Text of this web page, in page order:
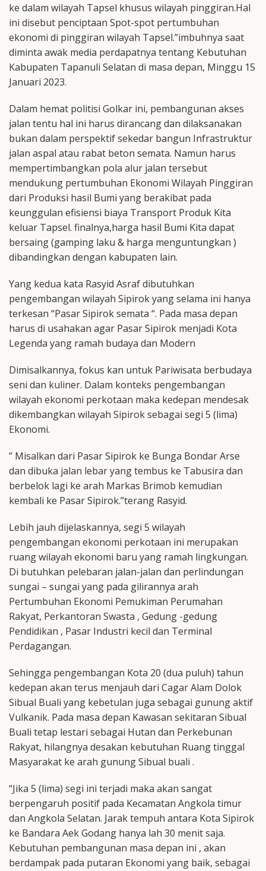
ke dalam wilayah Tapsel khusus wilayah pinggiran.Hal
ini disebut penciptaan Spot-spot pertumbuhan
ekonomi di pinggiran wilayah Tapsel.”imbuhnya saat
diminta awak media perdapatnya tentang Kebutuhan
Kabupaten Tapanuli Selatan di masa depan, Minggu 15
Januari 2023.
Dalam hemat politisi Golkar ini, pembangunan akses
jalan tentu hal ini harus dirancang dan dilaksanakan
bukan dalam perspektif sekedar bangun Infrastruktur
jalan aspal atau rabat beton semata. Namun harus
mempertimbangkan pola alur jalan tersebut
mendukung pertumbuhan Ekonomi Wilayah Pinggiran
dari Produksi hasil Bumi yang berakibat pada
keunggulan efisiensi biaya Transport Produk Kita
keluar Tapsel. finalnya,harga hasil Bumi Kita dapat
bersaing (gamping laku & harga menguntungkan )
dibandingkan dengan kabupaten lain.
Yang kedua kata Rasyid Asraf dibutuhkan
pengembangan wilayah Sipirok yang selama ini hanya
terkesan “Pasar Sipirok semata “. Pada masa depan
harus di usahakan agar Pasar Sipirok menjadi Kota
Legenda yang ramah budaya dan Modern
Dimisalkannya, fokus kan untuk Pariwisata berbudaya
seni dan kuliner. Dalam konteks pengembangan
wilayah ekonomi perkotaan maka kedepan mendesak
dikembangkan wilayah Sipirok sebagai segi 5 (lima)
Ekonomi.
” Misalkan dari Pasar Sipirok ke Bunga Bondar Arse
dan dibuka jalan lebar yang tembus ke Tabusira dan
berbelok lagi ke arah Markas Brimob kemudian
kembali ke Pasar Sipirok.”terang Rasyid.
Lebih jauh dijelaskannya, segi 5 wilayah
pengembangan ekonomi perkotaan ini merupakan
ruang wilayah ekonomi baru yang ramah lingkungan.
Di butuhkan pelebaran jalan-jalan dan perlindungan
sungai – sungai yang pada gilirannya arah
Pertumbuhan Ekonomi Pemukiman Perumahan
Rakyat, Perkantoran Swasta , Gedung -gedung
Pendidikan , Pasar Industri kecil dan Terminal
Perdagangan.
Sehingga pengembangan Kota 20 (dua puluh) tahun
kedepan akan terus menjauh dari Cagar Alam Dolok
Sibual Buali yang kebetulan juga sebagai gunung aktif
Vulkanik. Pada masa depan Kawasan sekitaran Sibual
Buali tetap lestari sebagai Hutan dan Perkebunan
Rakyat, hilangnya desakan kebutuhan Ruang tinggal
Masyarakat ke arah gunung Sibual buali .
“Jika 5 (lima) segi ini terjadi maka akan sangat
berpengaruh positif pada Kecamatan Angkola timur
dan Angkola Selatan. Jarak tempuh antara Kota Sipirok
ke Bandara Aek Godang hanya lah 30 menit saja.
Kebutuhan pembangunan masa depan ini , akan
berdampak pada putaran Ekonomi yang baik, sebagai